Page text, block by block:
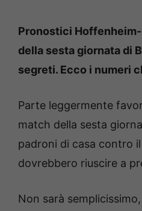
Pronostici
della sesta giornata di
segreti. Ecco i numeri
Parte leggermente
match della sesta
padroni di casa contro
dovrebbero riuscire a
Non sarà